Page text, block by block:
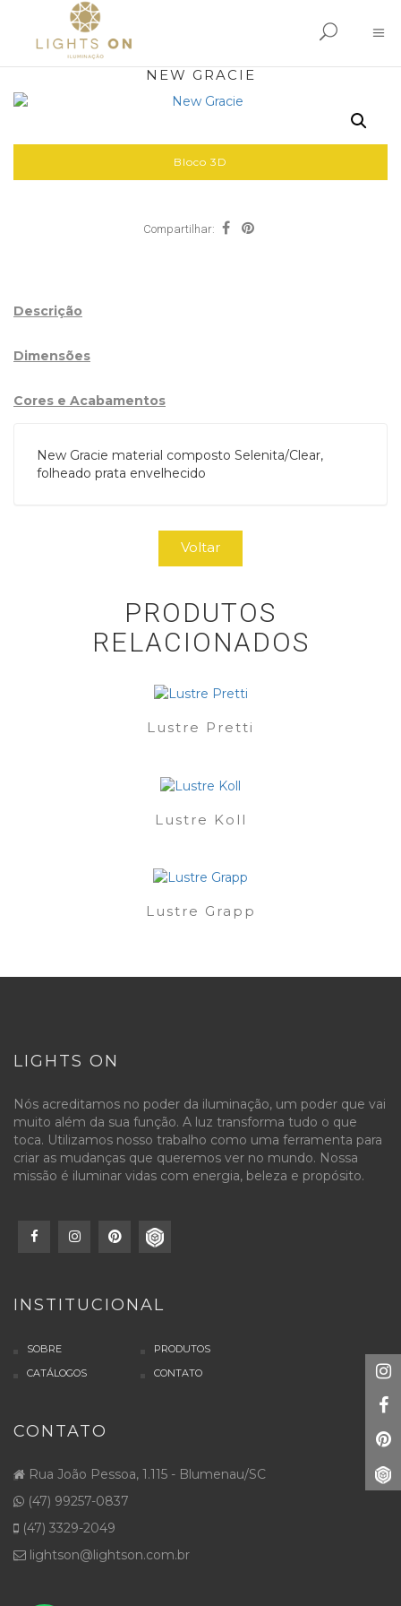
NEW GRACIE
Bloco 3D
Compartilhar:
Descrição
Dimensões
Cores e Acabamentos
New Gracie material composto Selenita/Clear,
folheado prata envelhecido
Voltar
PRODUTOS
RELACIONADOS
Lustre Pretti
Lustre Koll
Lustre Grapp
LIGHTS ON
Nós acreditamos no poder da iluminação, um poder que vai
muito além da sua função. A luz transforma tudo o que
toca. Utilizamos nosso trabalho como uma ferramenta para
criar as mudanças que queremos ver no mundo. Nossa
missão é iluminar vidas com energia, beleza e propósito.
INSTITUCIONAL
SOBRE
PRODUTOS
CATÁLOGOS
CONTATO
CONTATO
Rua João Pessoa, 1.115 - Blumenau/SC
(47) 99257-0837
(47) 3329-2049
lightson@lightson.com.br